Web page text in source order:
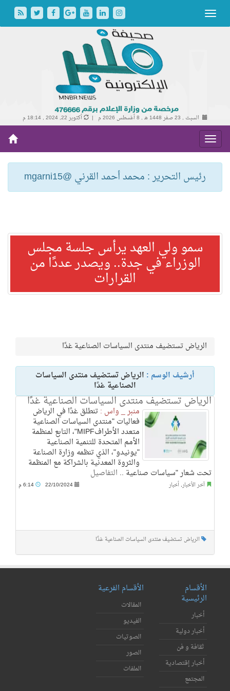
السبت , 23 صفر 1448 هـ , 8 أغسطس 2026 م | أكتوبر 22, 2024 , 18:14 م
رئيس التحرير : محمد أحمد القرني @mgarni15
سمو ولي العهد يرأس جلسة مجلس
الوزراء في جدة.. ويصدر عددًا من
القرارات
الرياض تستضيف منتدى السياسات الصناعية غدًا
أرشيف الوسم : الرياض تستضيف منتدى السياسات
الصناعية غدًا
الرياض تستضيف منتدى السياسات الصناعية غدًا
منبر _ واس :تنطلق غدًا في الرياض
فعاليات "منتدى السياسات الصناعية
متعدد الأطرافMIPF"، التابع لمنظمة
الأمم المتحدة للتنمية الصناعية
"يونيدو"، الذي تنظمه وزارة الصناعة
والثروة المعدنية بالشراكة مع المنظمة
تحت شعار "سياسات صناعية .. التفاصيل
آخر الأخبار, أخبار 22/10/2024
الرياض تستضيف منتدى السياسات الصناعية غدًا
الأقسام
الرئيسية
أخبار
أخبار دولية
ثقافة و فن
أخبار إقتصادية
المجتمع
الأقسام الفرعية
المقالات
الفيديو
الصوتيات
الصور
الملفات